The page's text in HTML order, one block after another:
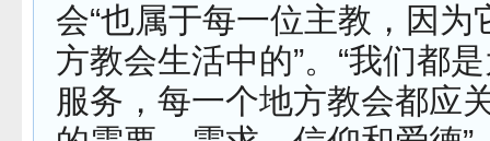
会“也属于每一位主教，因为
方教会生活中的”。“我们都
服务，每一个地方教会都应